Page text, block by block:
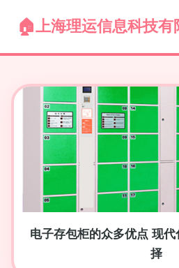
上海理运信息科技有
电子存包柜的众多优点 现
择